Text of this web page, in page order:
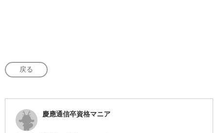
戻る
慶應通信卒資格マニア